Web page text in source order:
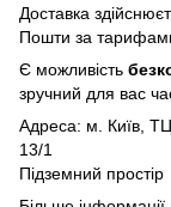
Доставка
Пошти за
Є можливість
зручний для вас
Адреса: м. Київ, ТЦ
13/1
Підземний простір